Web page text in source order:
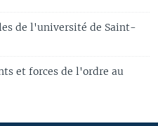
de l'université de Saint-
et forces de l'ordre au